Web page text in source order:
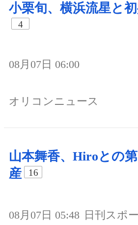
小栗旬、横浜流星と
4
08月07日 06:00
オリコンニュース
山本舞香、Hiroとの
産
16
08月07日 05:48 日刊スポ